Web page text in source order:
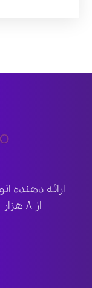
ارائه دهنده
از ۸ هزار طرح و ایده و نمونه کار موفق